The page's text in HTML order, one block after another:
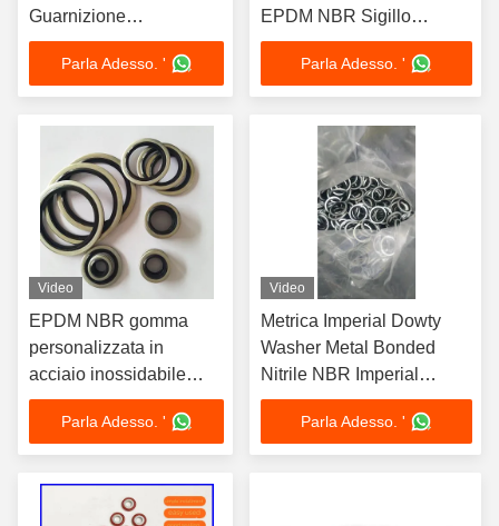
Guarnizione
Galvanizzata Sigillo
Metrico Colore
personalizzato
Parla Adesso. '
EPDM NBR Sigillo
imperiale
Parla Adesso. '
Video
EPDM NBR gomma
personalizzata in
acciaio inossidabile
metallo vite Dowty
sigillatore lavastoviglie
Parla Adesso. '
Video
Metrica Imperial Dowty
Washer Metal Bonded
Nitrile NBR Imperial
Bonded Washer
Parla Adesso. '